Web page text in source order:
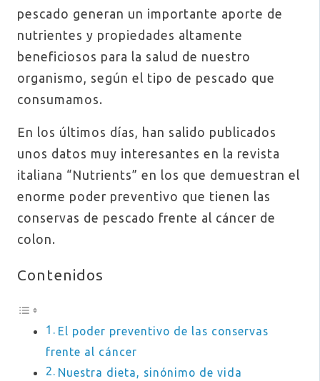
pescado generan un importante aporte de
nutrientes y propiedades altamente
beneficiosos para la salud de nuestro
organismo, según el tipo de pescado que
consumamos.
En los últimos días, han salido publicados
unos datos muy interesantes en la revista
italiana “Nutrients” en los que demuestran el
enorme poder preventivo que tienen las
conservas de pescado frente al cáncer de
colon.
Contenidos
El poder preventivo de las conservas
frente al cáncer
Nuestra dieta, sinónimo de vida